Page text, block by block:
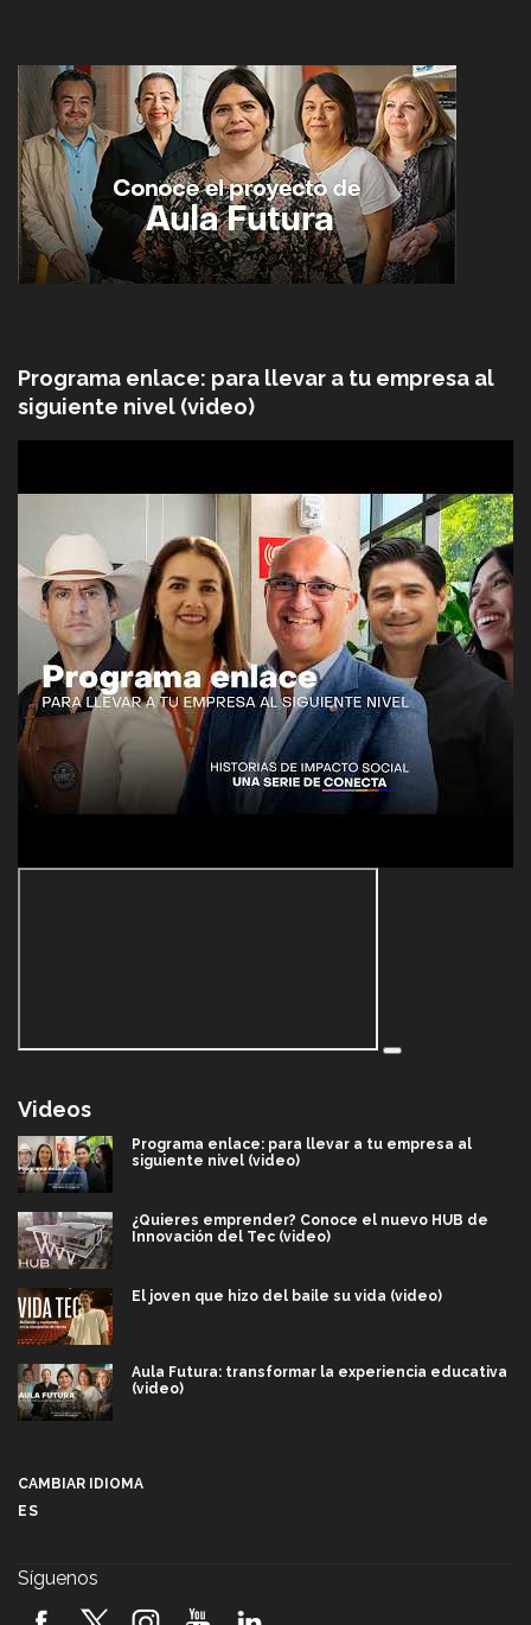
Programa enlace: para llevar a tu empresa al
siguiente nivel (video)
Videos
Programa enlace: para llevar a tu empresa al
siguiente nivel (video)
¿Quieres emprender? Conoce el nuevo HUB de
Innovación del Tec (video)
El joven que hizo del baile su vida (video)
Aula Futura: transformar la experiencia educativa
(video)
2026! (video)
CAMBIAR IDIOMA
ES
Síguenos